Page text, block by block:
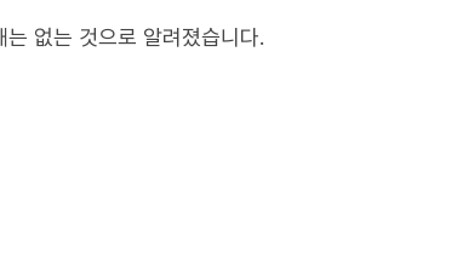
없는 것으로 알려졌습니다.